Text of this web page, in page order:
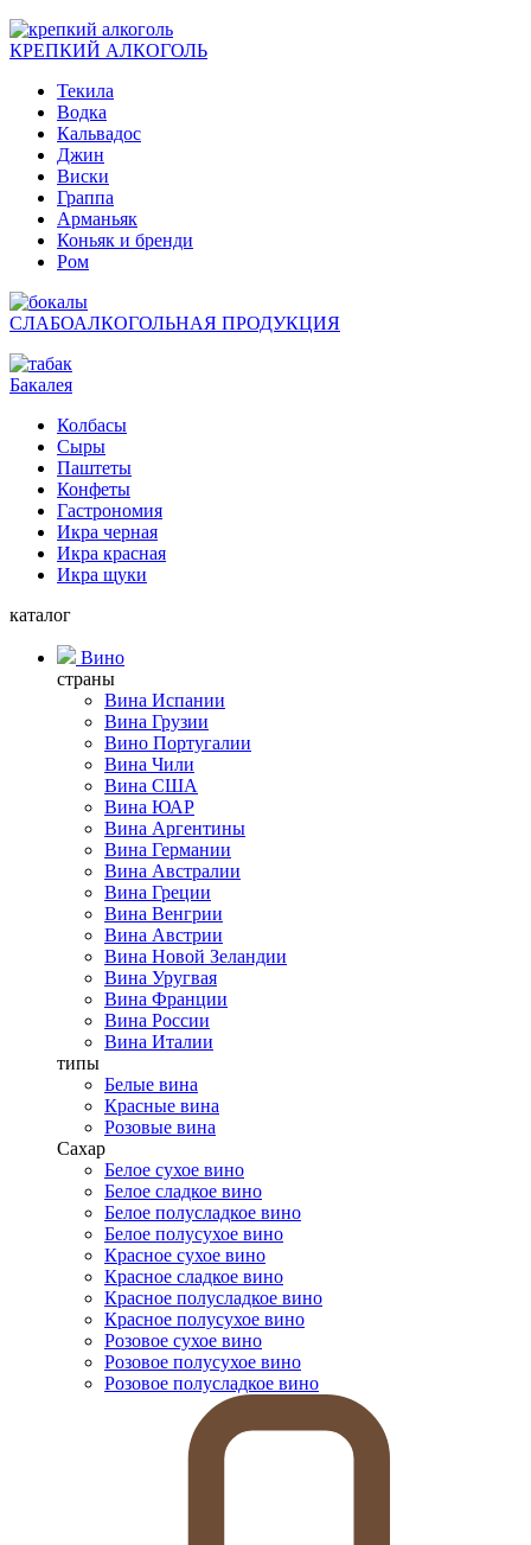
КРЕПКИЙ АЛКОГОЛЬ
Текила
Водка
Кальвадос
Джин
Виски
Граппа
Арманьяк
Коньяк и бренди
Ром
СЛАБОАЛКОГОЛЬНАЯ ПРОДУКЦИЯ
Бакалея
Колбасы
Сыры
Паштеты
Конфеты
Гастрономия
Икра черная
Икра красная
Икра щуки
каталог
Вино
страны
Вина Испании
Вина Грузии
Вино Португалии
Вина Чили
Вина США
Вина ЮАР
Вина Аргентины
Вина Германии
Вина Австралии
Вина Греции
Вина Венгрии
Вина Австрии
Вина Новой Зеландии
Вина Уругвая
Вина Франции
Вина России
Вина Италии
типы
Белые вина
Красные вина
Розовые вина
Сахар
Белое сухое вино
Белое сладкое вино
Белое полусладкое вино
Белое полусухое вино
Красное сухое вино
Красное сладкое вино
Красное полусладкое вино
Красное полусухое вино
Розовое сухое вино
Розовое полусухое вино
Розовое полусладкое вино